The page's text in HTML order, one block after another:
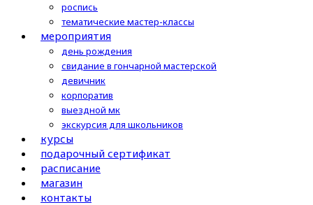
роспись
тематические мастер-классы
мероприятия
день рождения
свидание в гончарной мастерской
девичник
корпоратив
выездной мк
экскурсия для школьников
курсы
подарочный сертификат
расписание
магазин
контакты